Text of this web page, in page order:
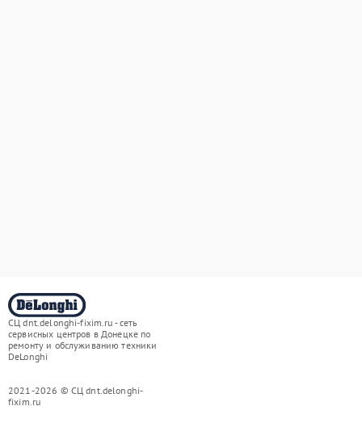
СЦ dnt.delonghi-fixim.ru - сеть
сервисных центров в Донецке по
ремонту и обслуживанию техники
DeLonghi
2021-2026 © СЦ dnt.delonghi-
fixim.ru